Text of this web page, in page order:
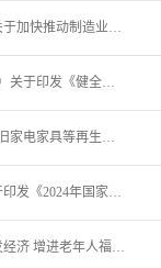
工业和信息化部等七部门关于加快推动制造业绿色化发展的指导意见
商务部等9部门办公厅（室）关于印发《健全废旧家电家具等再生资源回收体系典型建设工作指南》的通知
商务部等9部门关于健全废旧家电家具等再生资源回收体系的通知
国家标准化管理委员会关于印发《2024年国家标准立项指南》的通知
国务院办公厅关于发展银发经济 增进老年人福祉的意见